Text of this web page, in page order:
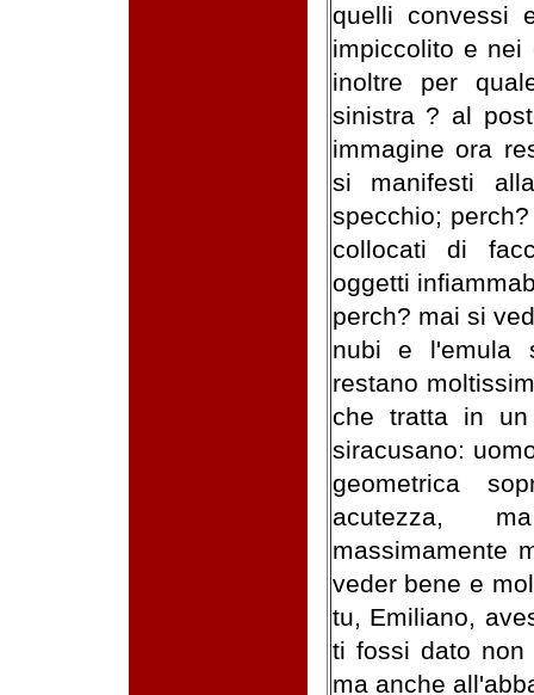
quelli convessi
impiccolito e nei
inoltre per
sinistra ? al
immagine ora
si manifesti
specchio;
collocati di
oggetti
perch? mai si
nubi e l'emula
restano
che tratta in un
siracusano:
geometrica
acutezza,
massimamente
veder bene e
tu, Emiliano,
ti fossi dato
ma anche